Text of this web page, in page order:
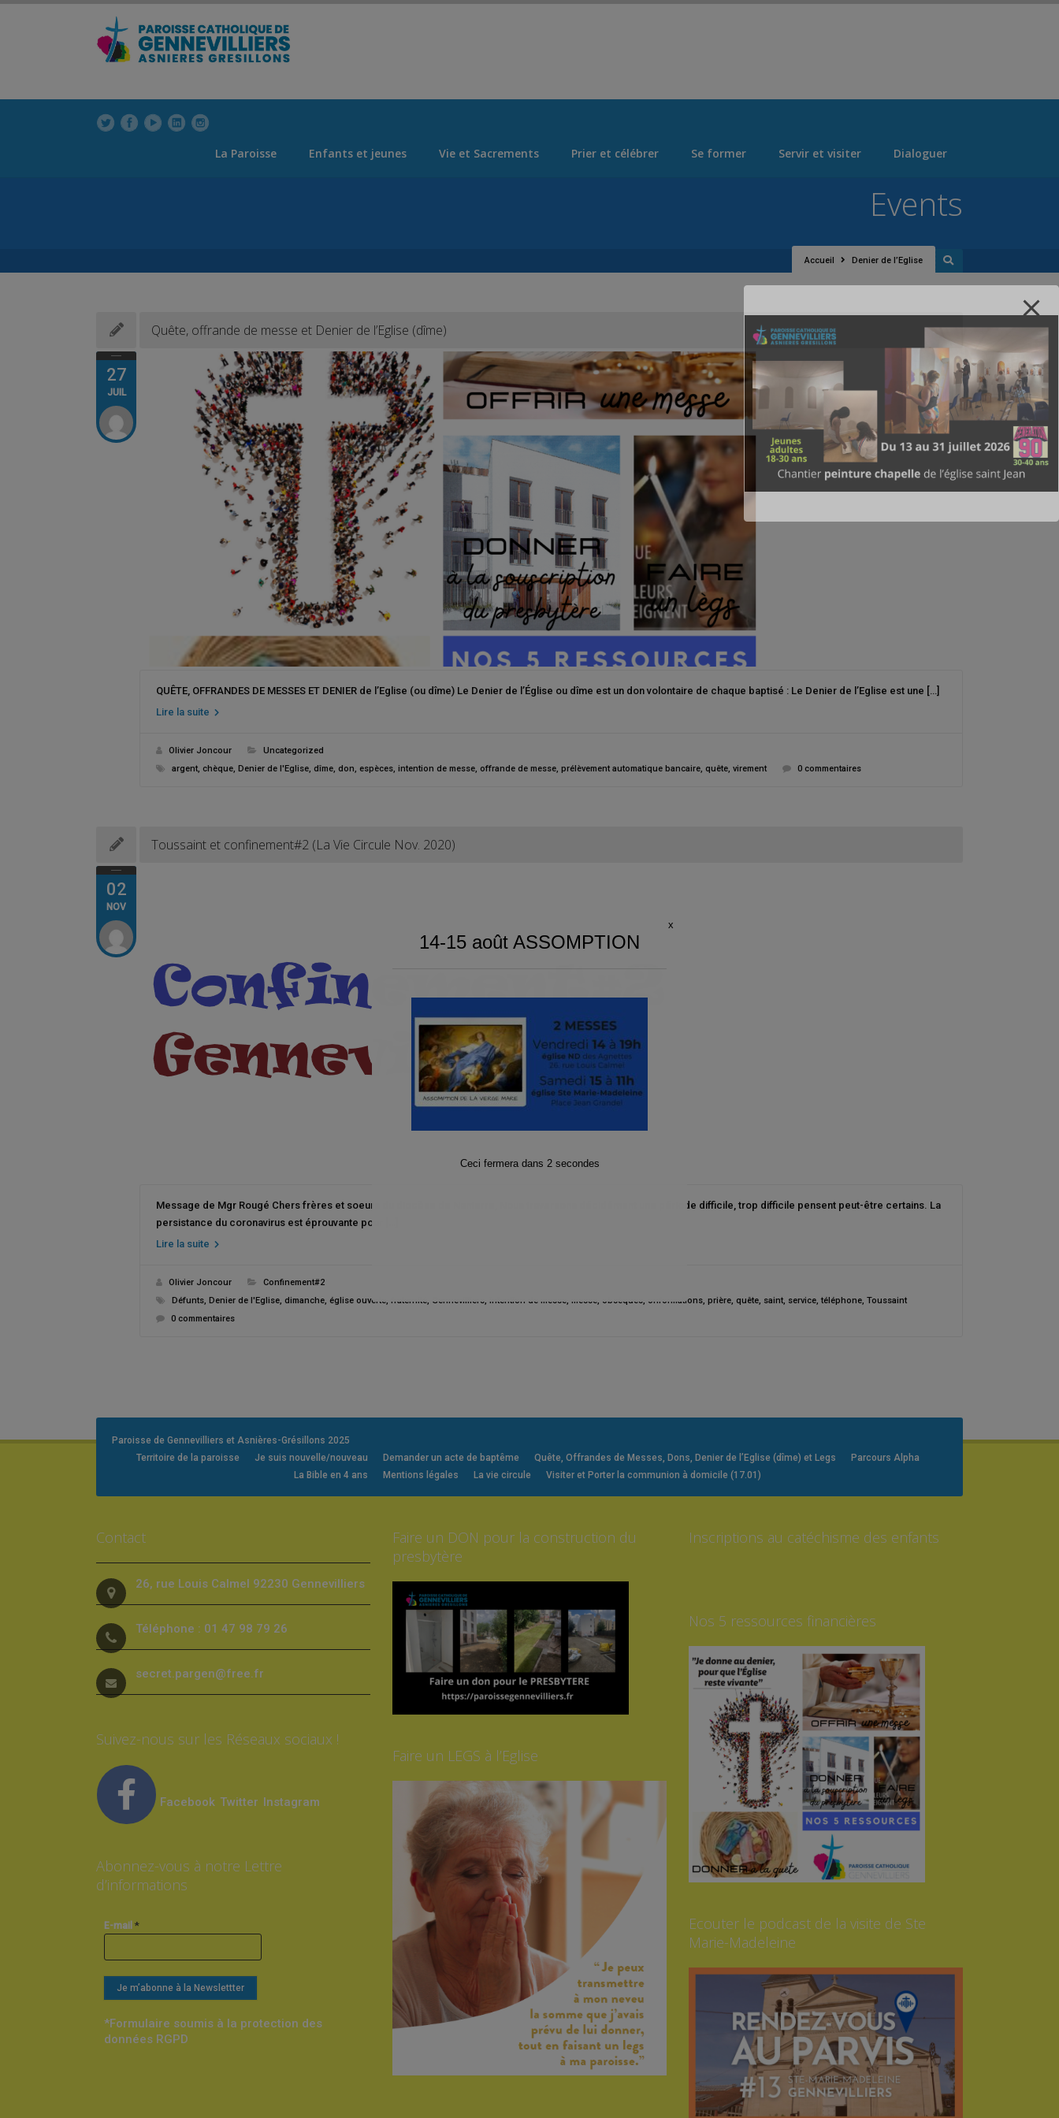
La Paroisse Enfants et jeunes Vie et Sacrements Prier et célébrer Se former Servir et visiter Dialoguer
Accueil Denier de l’Eglise
Events
27
JUIL
Quête, offrande de messe et Denier de l’Eglise (dîme)
QUÊTE, OFFRANDES DE MESSES ET DENIER de l’Eglise (ou dîme) Le Denier de l’Église ou dîme est un don volontaire de chaque baptisé : Le Denier de l’Eglise est une […]
Lire la suite
Olivier Joncour
Uncategorized
argent, chèque, Denier de l'Eglise, dîme, don, espèces, intention de messe, offrande de messe, prélèvement automatique bancaire, quête, virement 0 commentaires
02
NOV
Toussaint et confinement#2 (La Vie Circule Nov. 2020)
Message de Mgr Rougé Chers frères et soeurs du diocèse de Nanterre, Nous traversons décidément une période difficile, trop difficile pensent peut-être certains. La
persistance du coronavirus est éprouvante pour […]
Lire la suite
Olivier Joncour
Confinement#2
Défunts, Denier de l'Eglise, dimanche, église ouverte, fraternité, Gennevilliers, intention de messe, messe, obsèques, onformations, prière, quête, saint, service, téléphone, Toussaint
0 commentaires
Paroisse de Gennevilliers et Asnières-Grésillons 2025
Territoire de la paroisse
Je suis nouvelle/nouveau Demander un acte de baptême Quête, Offrandes de Messes, Dons, Denier de l’Eglise (dîme) et Legs
Parcours Alpha
La Bible en 4 ans
Mentions légales La vie circule Visiter et Porter la communion à domicile (17.01)
Contact
26, rue Louis Calmel 92230 Gennevilliers
Téléphone : 01 47 98 79 26
secret.pargen@free.fr
Suivez-nous sur les Réseaux sociaux !
Facebook Twitter Instagram
Abonnez-vous à notre Lettre
d’informations
E-mail *
*Formulaire soumis à la protection des
données RGPD
Faire un DON pour la construction du
presbytère
Faire un LEGS à l’Eglise
Inscriptions au catéchisme des enfants
Nos 5 ressources financières
Ecouter le podcast de la visite de Ste
Marie-Madeleine
14-15 août ASSOMPTION
Ceci fermera dans 1secondes
x